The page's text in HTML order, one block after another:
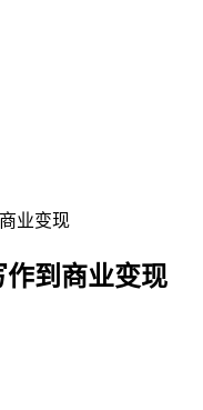
业变现
到商业变现